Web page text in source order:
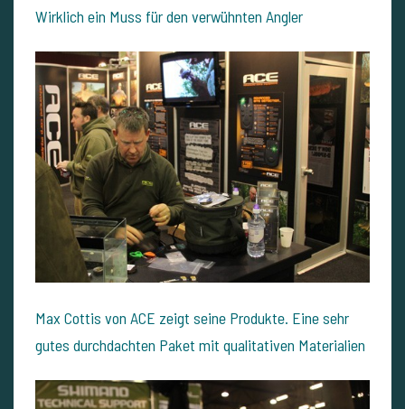
Wirklich ein Muss für den verwühnten Angler
Max Cottis von ACE zeigt seine Produkte. Eine sehr
gutes durchdachten Paket mit qualitativen Materialien